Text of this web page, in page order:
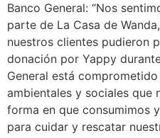
Banco General: “Nos
parte de La Casa de
nuestros clientes pudieron
donación por Yappy
General está
ambientales y sociales que
forma en que consumimos
para cuidar y rescatar